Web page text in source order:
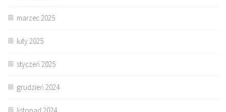
marzec 2025
luty 2025
styczeń 2025
grudzień 2024
listopad 2024